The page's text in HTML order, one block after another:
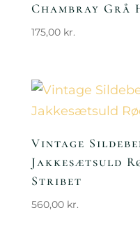
Chambray Grå
175,00 kr.
Vintage
Jakkesætsuld
Stribet
560,00 kr.